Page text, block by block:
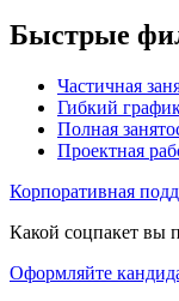
Быстрые
Частичная
Гибкий
Полная
Проектная
Корпоративная
Какой соцпакет вы
Оформляйте